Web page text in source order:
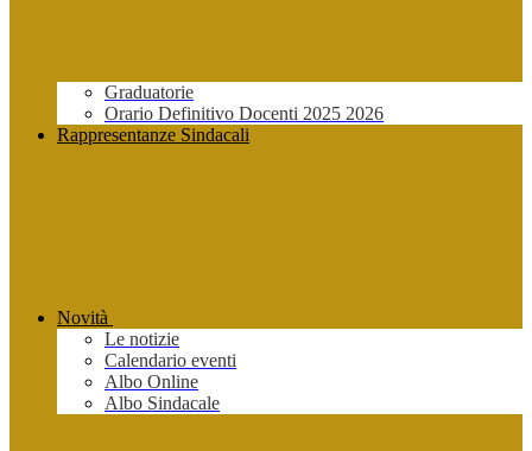
Graduatorie
Orario Definitivo Docenti 2025 2026
Rappresentanze Sindacali
Novità
Le notizie
Calendario eventi
Albo Online
Albo Sindacale